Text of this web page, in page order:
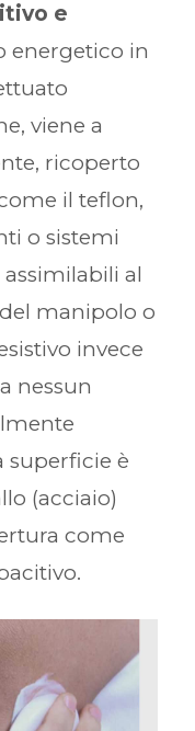
e
energetico in
viene a
ricoperto
il teflon,
o sistemi
al
manipolo o
invece
nessun
superficie è
(acciaio)
come